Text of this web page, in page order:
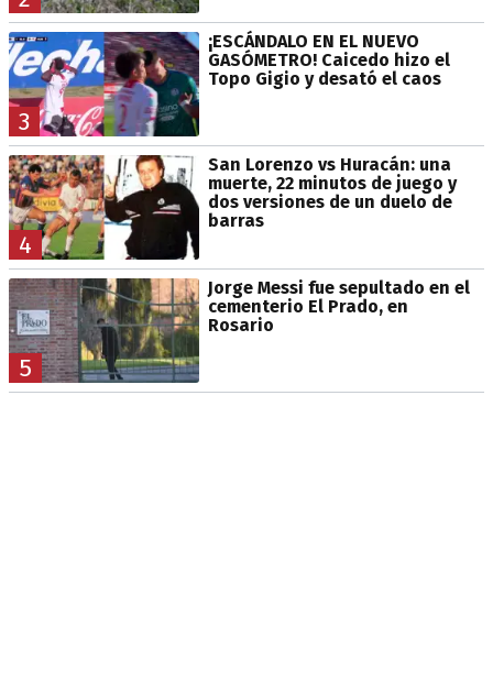
3
¡ESCÁNDALO EN EL NUEVO
GASÓMETRO! Caicedo hizo el
Topo Gigio y desató el caos
4
San Lorenzo vs Huracán: una
muerte, 22 minutos de juego y
dos versiones de un duelo de
barras
5
Jorge Messi fue sepultado en el
cementerio El Prado, en
Rosario